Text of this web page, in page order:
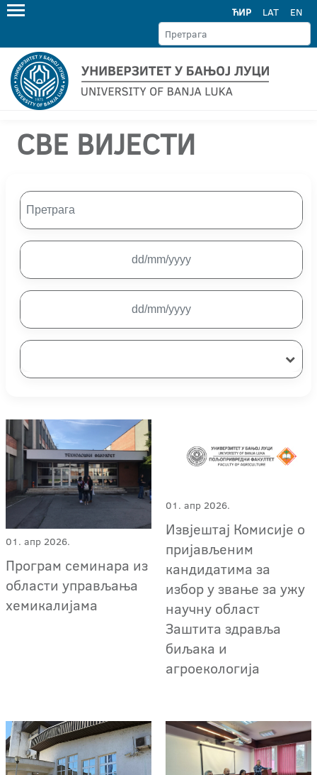
ЋИР LAT EN
СВЕ ВИЈЕСТИ
01. апр 2026.
Програм семинара из
области управљања
хемикалијама
01. апр 2026.
Извјештај Комисије о
пријављеним
кандидатима за
избор у звање за ужу
научну област
Заштита здравља
биљака и
агроекологија